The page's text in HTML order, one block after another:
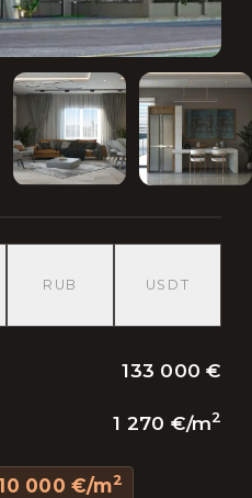
RUB USDT
133 000 €
1 270 €/m2
000 €/m2